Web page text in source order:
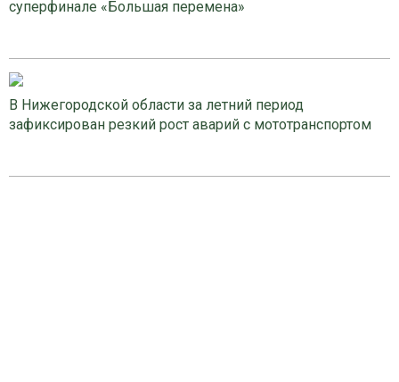
суперфинале «Большая перемена»
В Нижегородской области за летний период
зафиксирован резкий рост аварий с мототранспортом